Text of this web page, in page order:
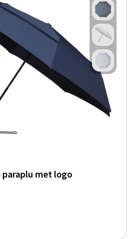
paraplu met logo